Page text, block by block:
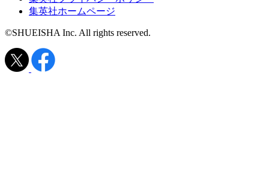
集英社ホームページ
©SHUEISHA Inc. All rights reserved.